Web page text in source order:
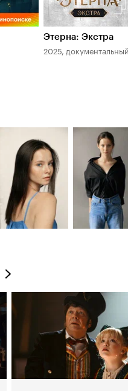
Этерна: Экстра
2025, документальный